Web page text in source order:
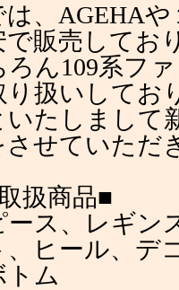
は、AGEHA
で販売してお
ろん109系フ
り扱いしてお
いたしまして
させていただ
扱商品■
ース、レギン
、ヒール、デ
トム